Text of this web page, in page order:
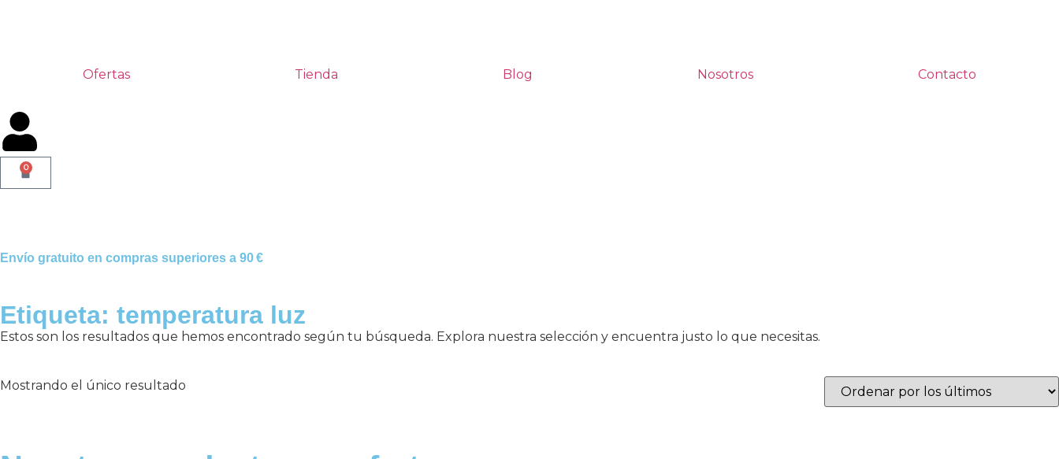
Ofertas Tienda Blog Nosotros Contacto
0
Envío gratuito en compras superiores a 90 €
Etiqueta: temperatura luz
Estos son los resultados que hemos encontrado según tu búsqueda. Explora nuestra selección y encuentra justo lo que necesitas.
Mostrando el único resultado